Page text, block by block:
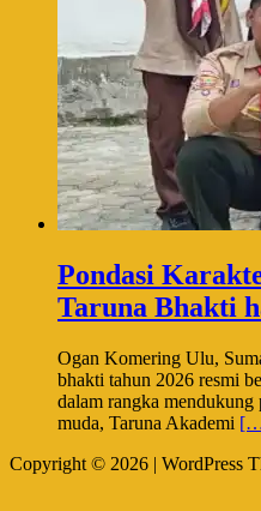
Pondasi
Taruna Bhakti
Ogan Komering Ulu,
bhakti tahun 2026 resmi
dalam rangka mendukung
muda, Taruna Akademi
Copyright © 2026 | WordPress